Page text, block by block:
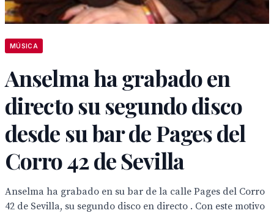
MÚSICA
Anselma ha grabado en
directo su segundo disco
desde su bar de Pages del
Corro 42 de Sevilla
Anselma ha grabado en su bar de la calle Pages del Corro
42 de Sevilla, su segundo disco en directo . Con este motivo